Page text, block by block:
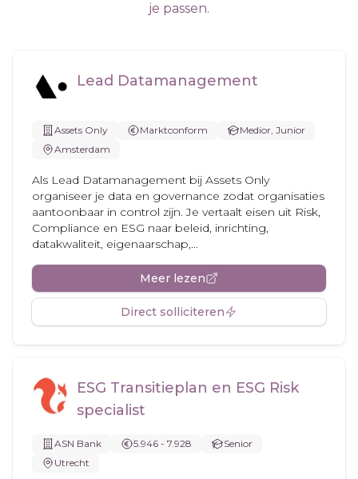
je passen.
Lead Datamanagement
Assets Only Marktconform
Medior, Junior
Amsterdam
Als Lead Datamanagement bij Assets Only
organiseer je data en governance zodat organisaties
aantoonbaar in control zijn. Je vertaalt eisen uit Risk,
Compliance en ESG naar beleid, inrichting,
datakwaliteit, eigenaarschap,...
Meer lezen
Direct solliciteren
ESG Transitieplan en ESG Risk
specialist
ASN Bank 5.946 - 7.928
Senior
Utrecht